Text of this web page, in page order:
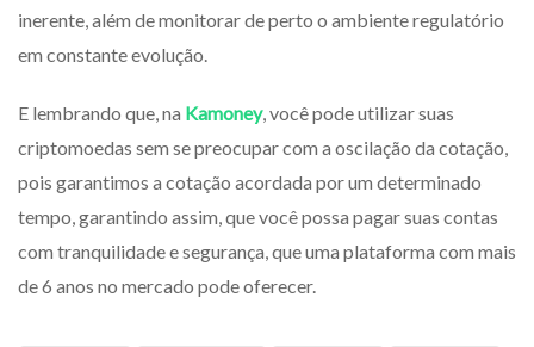
inerente, além de monitorar de perto o ambiente regulatório
em constante evolução.
E lembrando que, na Kamoney, você pode utilizar suas
criptomoedas sem se preocupar com a oscilação da cotação,
pois garantimos a cotação acordada por um determinado
tempo, garantindo assim, que você possa pagar suas contas
com tranquilidade e segurança, que uma plataforma com mais
de 6 anos no mercado pode oferecer.